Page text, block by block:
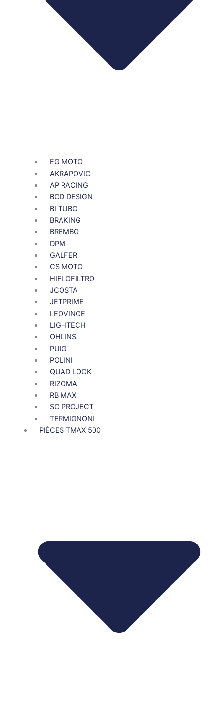
EG MOTO
AKRAPOVIC
AP RACING
BCD DESIGN
BI TUBO
BRAKING
BREMBO
DPM
GALFER
CS MOTO
HIFLOFILTRO
JCOSTA
JETPRIME
LEOVINCE
LIGHTECH
OHLINS
PUIG
POLINI
QUAD LOCK
RIZOMA
RB MAX
SC PROJECT
TERMIGNONI
PIÈCES TMAX 500